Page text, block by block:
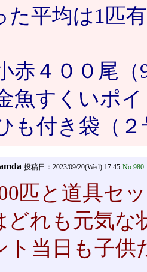
た平均は1匹
赤４００尾（
魚すくいポ
も付き袋（
投稿日：2023/09/20(Wed) 17:45 No.980
匹と道具セ
どれも元気な
ト当日も子供